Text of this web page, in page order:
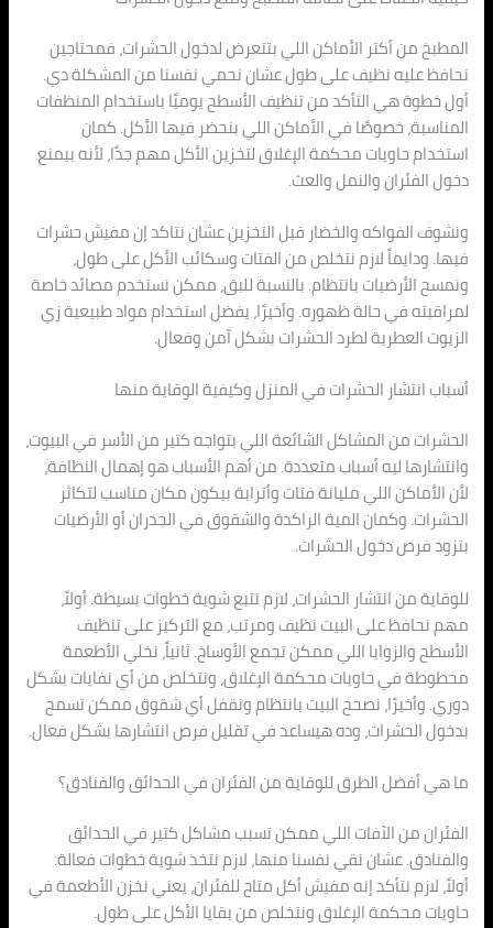
المطبخ من أكتر الأماكن اللي بتتعرض لدخول الحشرات، فمحتاجين
نحافظ عليه نظيف على طول عشان نحمي نفسنا من المشكلة دي.
أول خطوة هي التأكد من تنظيف الأسطح يوميًا باستخدام المنظفات
المناسبة، خصوصًا في الأماكن اللي بنحضر فيها الأكل. كمان
استخدام حاويات محكمة الإغلاق لتخزين الأكل مهم جدًا، لأنه بيمنع
دخول الفئران والنمل والعث.
ونشوف الفواكه والخضار قبل التخزين عشان نتاكد إن مفيش حشرات
فيها. ودايماً لازم نتخلص من الفتات وسكائب الأكل على طول،
ونمسح الأرضيات بانتظام. بالنسبة للبق، ممكن نستخدم مصائد خاصة
لمراقبته في حالة ظهوره. وأخيرًا، يفضل استخدام مواد طبيعية زي
الزيوت العطرية لطرد الحشرات بشكل آمن وفعال.
أسباب انتشار الحشرات في المنزل وكيفية الوقاية منها
الحشرات من المشاكل الشائعة اللي بتواجه كتير من الأسر في البيوت،
وانتشارها ليه أسباب متعددة. من أهم الأسباب هو إهمال النظافة،
لأن الأماكن اللي مليانة فتات وأترابة بيكون مكان مناسب لتكاثر
الحشرات. وكمان المية الراكدة والشقوق في الجدران أو الأرضيات
بتزود فرص دخول الحشرات.
للوقاية من انتشار الحشرات، لازم نتبع شوية خطوات بسيطة. أولاً،
مهم نحافظ على البيت نظيف ومرتب، مع التركيز على تنظيف
الأسطح والزوايا اللي ممكن تجمع الأوساخ. ثانياً، نخلي الأطعمة
محطوطة في حاويات محكمة الإغلاق، ونتخلص من أي نفايات بشكل
دوري. وأخيرًا، نصحح البيت بانتظام ونقفل أي شقوق ممكن تسمح
بدخول الحشرات، وده هيساعد في تقليل فرص انتشارها بشكل فعال.
ما هي أفضل الطرق للوقاية من الفئران في الحدائق والفنادق؟
الفئران من الآفات اللي ممكن تسبب مشاكل كتير في الحدائق
والفنادق. عشان نقي نفسنا منها، لازم نتخذ شوية خطوات فعالة.
أولاً، لازم نتأكد إنه مفيش أكل متاح للفئران، يعني نخزن الأطعمة في
حاويات محكمة الإغلاق ونتخلص من بقايا الأكل على طول.